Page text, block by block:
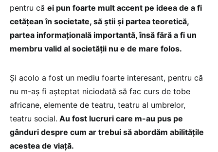
pentru că ei pun foarte mult accent pe ideea de a fi
cetățean în societate, să știi și partea teoretică,
partea informațională importantă, însă fără a fi un
membru valid al societății nu e de mare folos.
Și acolo a fost un mediu foarte interesant, pentru că
nu m-aș fi așteptat niciodată să fac curs de tobe
africane, elemente de teatru, teatru al umbrelor,
teatru social. Au fost lucruri care m-au pus pe
gânduri despre cum ar trebui să abordăm abilitățile
acestea de viață.